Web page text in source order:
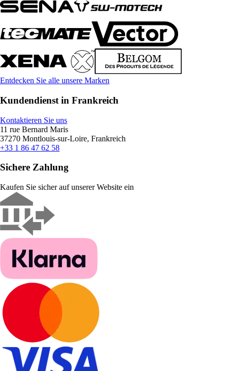
Entdecken Sie alle unsere Marken
Kundendienst in Frankreich
Kontaktieren Sie uns
11 rue Bernard Maris
37270 Montlouis-sur-Loire, Frankreich
+33 1 86 47 62 58
Sichere Zahlung
Kaufen Sie sicher auf unserer Website ein